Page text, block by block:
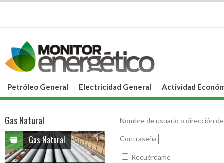
Petróleo General Electricidad General Actividad
Nombre de usuario o dirección
Contraseña
Recuérdame
Gas Natural
Gas Natural